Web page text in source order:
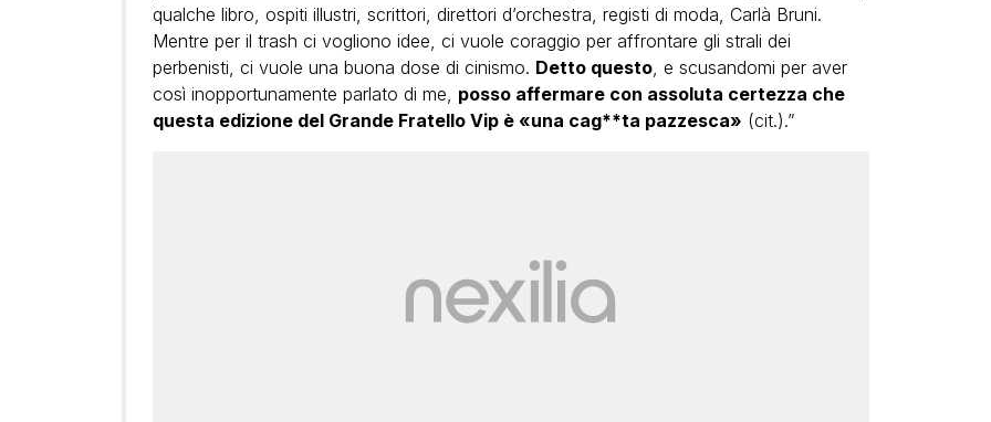
qualche libro, ospiti illustri, scrittori, direttori d’orchestra, registi di moda, Carlà Bruni.
Mentre per il trash ci vogliono idee, ci vuole coraggio per affrontare gli strali dei
perbenisti, ci vuole una buona dose di cinismo. Detto questo, e scusandomi per aver
così inopportunamente parlato di me, posso affermare con assoluta certezza che
questa edizione del Grande Fratello Vip è «una cag**ta pazzesca» (cit.).”